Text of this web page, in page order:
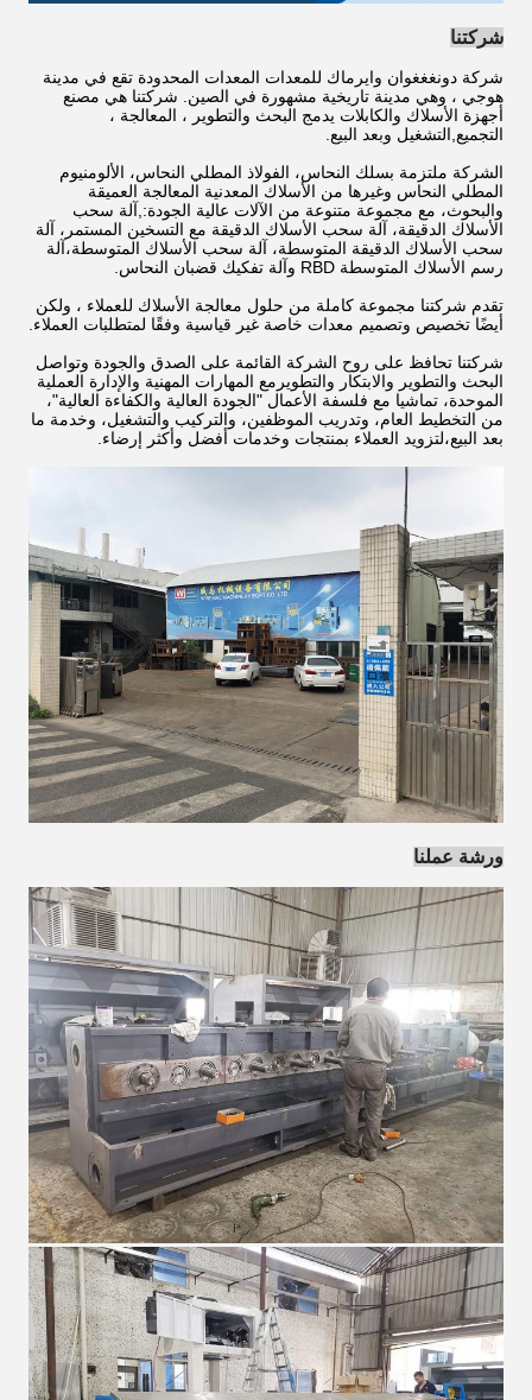
شركتنا
شركة دونغغغوان وايرماك للمعدات المعدات المحدودة تقع في مدينة
هوجي ، وهي مدينة تاريخية مشهورة في الصين. شركتنا هي مصنع
أجهزة الأسلاك والكابلات يدمج البحث والتطوير ، المعالجة ،
التجميع,التشغيل وبعد البيع.
الشركة ملتزمة بسلك النحاس، الفولاذ المطلي النحاس، الألومنيوم
المطلي النحاس وغيرها من الأسلاك المعدنية المعالجة العميقة
والبحوث، مع مجموعة متنوعة من الآلات عالية الجودة:,آلة سحب
الأسلاك الدقيقة، آلة سحب الأسلاك الدقيقة مع التسخين المستمر، آلة
سحب الأسلاك الدقيقة المتوسطة، آلة سحب الأسلاك المتوسطة،آلة
رسم الأسلاك المتوسطة RBD وآلة تفكيك قضبان النحاس.
تقدم شركتنا مجموعة كاملة من حلول معالجة الأسلاك للعملاء ، ولكن
أيضًا تخصيص وتصميم معدات خاصة غير قياسية وفقًا لمتطلبات العملاء.
شركتنا تحافظ على روح الشركة القائمة على الصدق والجودة وتواصل
البحث والتطوير والابتكار والتطويرمع المهارات المهنية والإدارة العملية
الموحدة، تماشيا مع فلسفة الأعمال "الجودة العالية والكفاءة العالية"،
من التخطيط العام، وتدريب الموظفين، والتركيب والتشغيل، وخدمة ما
بعد البيع،لتزويد العملاء بمنتجات وخدمات أفضل وأكثر إرضاء.
ورشة عملنا